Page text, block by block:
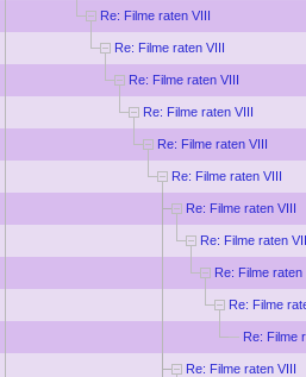
Re: Filme raten VIII
Re: Filme raten VIII
Re: Filme raten VIII
Re: Filme raten VIII
Re: Filme raten VIII
Re: Filme raten VIII
Re: Filme raten VIII
Re: Filme raten
Re: Filme raten
Re: Filme
Re: Filme
Re: Filme raten VIII